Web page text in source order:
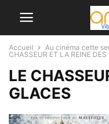
Accueil Au cinéma cette
CHASSEUR ET LA REINE DES
LE
GLACES